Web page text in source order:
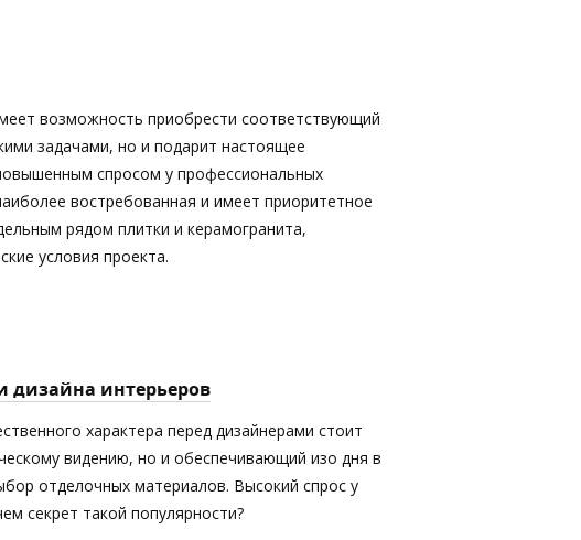
возможность приобрести соответствующий
задачами, но и подарит настоящее
спросом у профессиональных
востребованная и имеет приоритетное
рядом плитки и керамогранита,
условия проекта.
дизайна интерьеров
характера перед дизайнерами стоит
видению, но и обеспечивающий изо дня в
отделочных материалов. Высокий спрос у
секрет такой популярности?